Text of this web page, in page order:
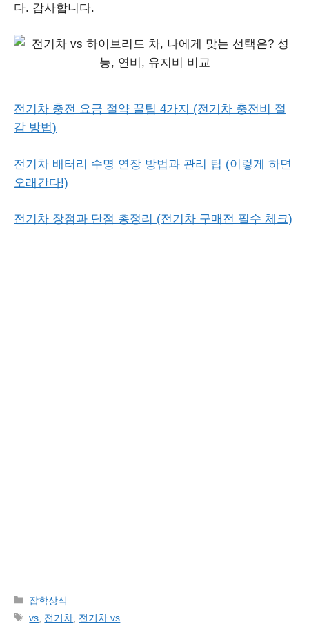
다. 감사합니다.
전기차 충전 요금 절약 꿀팁 4가지 (전기차 충전비 절
감 방법)
전기차 배터리 수명 연장 방법과 관리 팁 (이렇게 하면
오래간다!)
전기차 장점과 단점 총정리 (전기차 구매전 필수 체크)
Categories
잡학상식
Tags
vs 전기차 전기차 vs